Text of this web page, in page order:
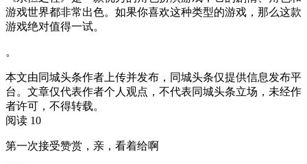
游戏世界都非常出色。如果你喜欢这种类型的游戏，那么这款
游戏绝对值得一试。
。
本文由同城头条作者上传并发布，同城头条仅提供信息发布平
台。文章仅代表作者个人观点，不代表同城头条立场，未经作
者许可，不得转载。
阅读 10
第一次接受赞赏，亲，看着给啊